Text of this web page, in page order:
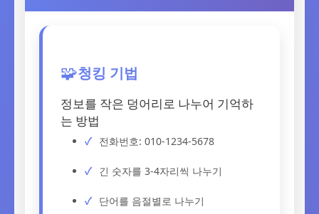
🧩청킹 기법
정보를 작은 덩어리로 나누어 기억하
는 방법
전화번호: 010-1234-5678
긴 숫자를 3-4자리씩 나누기
단어를 음절별로 나누기